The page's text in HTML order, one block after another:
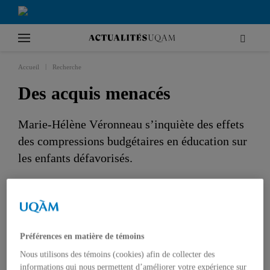
Accueil Recherche
Des acquis menacés
Marie-Hélène Véronneau s’inquiète des effets
des compressions budgétaires en éducation sur
les enfants défavorisés.
Préférences en matière de témoins
Nous utilisons des témoins (cookies) afin de collecter des
informations qui nous permettent d’améliorer votre expérience sur